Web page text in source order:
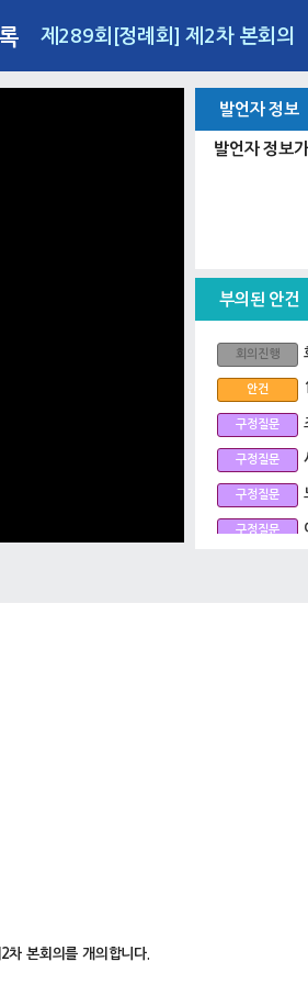
제289회[정례회] 제2차 본회의
발언자 정보
발언자 정보
부의된 안건
회의진행
안건
구정질문
구정질문
구정질문
구정질문
본회의를 개의합니다.